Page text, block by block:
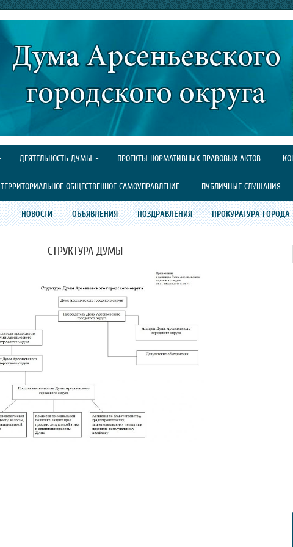
ДЕЯТЕЛЬНОСТЬ ДУМЫ ПРОЕКТЫ НОРМАТИВНЫХ ПРАВОВЫХ АКТОВ
ТЕРРИТОРИАЛЬНОЕ ОБЩЕСТВЕННОЕ САМОУПРАВЛЕНИЕ ПУБЛИЧНЫЕ СЛУШАНИЯ
НОВОСТИ ОБЪЯВЛЕНИЯ ПОЗДРАВЛЕНИЯ ПРОКУРАТУРА
СТРУКТУРА ДУМЫ